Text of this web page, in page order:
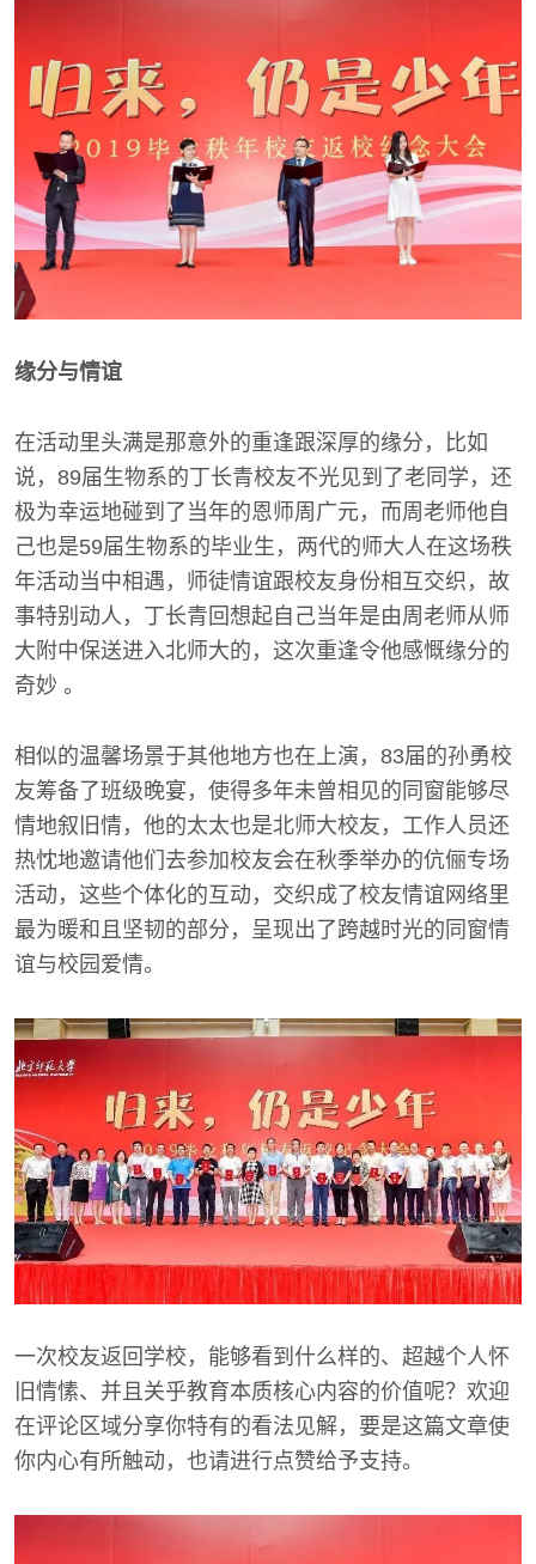
缘分与情谊
在活动里头满是那意外的重逢跟深厚的缘分，比如
说，89届生物系的丁长青校友不光见到了老同学，还
极为幸运地碰到了当年的恩师周广元，而周老师他自
己也是59届生物系的毕业生，两代的师大人在这场秩
年活动当中相遇，师徒情谊跟校友身份相互交织，故
事特别动人，丁长青回想起自己当年是由周老师从师
大附中保送进入北师大的，这次重逢令他感慨缘分的
奇妙 。
相似的温馨场景于其他地方也在上演，83届的孙勇校
友筹备了班级晚宴，使得多年未曾相见的同窗能够尽
情地叙旧情，他的太太也是北师大校友，工作人员还
热忱地邀请他们去参加校友会在秋季举办的伉俪专场
活动，这些个体化的互动，交织成了校友情谊网络里
最为暖和且坚韧的部分，呈现出了跨越时光的同窗情
谊与校园爱情。
一次校友返回学校，能够看到什么样的、超越个人怀
旧情愫、并且关乎教育本质核心内容的价值呢？欢迎
在评论区域分享你特有的看法见解，要是这篇文章使
你内心有所触动，也请进行点赞给予支持。